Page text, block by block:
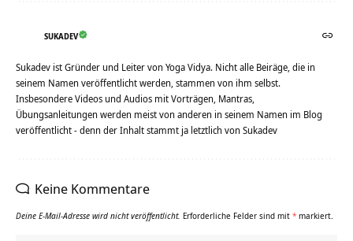
SUKADEV
Sukadev ist Gründer und Leiter von Yoga Vidya. Nicht alle Beiräge, die in
seinem Namen veröffentlicht werden, stammen von ihm selbst.
Insbesondere Videos und Audios mit Vorträgen, Mantras,
Übungsanleitungen werden meist von anderen in seinem Namen im Blog
veröffentlicht - denn der Inhalt stammt ja letztlich von Sukadev
Keine Kommentare
Deine E-Mail-Adresse wird nicht veröffentlicht. Erforderliche Felder sind mit * markiert.